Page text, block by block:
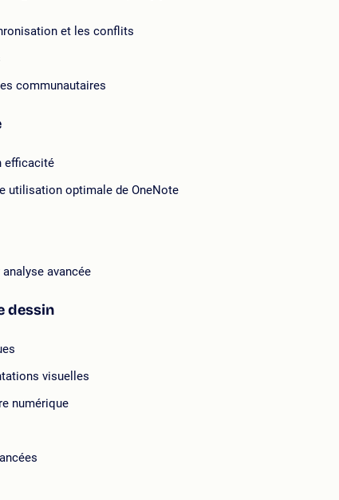
et les conflits
communautaires
efficacité
utilisation optimale de OneNote
avancée
dessin
visuelles
numérique